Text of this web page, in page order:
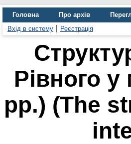
Головна Про архів
Вхід в систему
Реєстрація
Рівного
рр.) (The